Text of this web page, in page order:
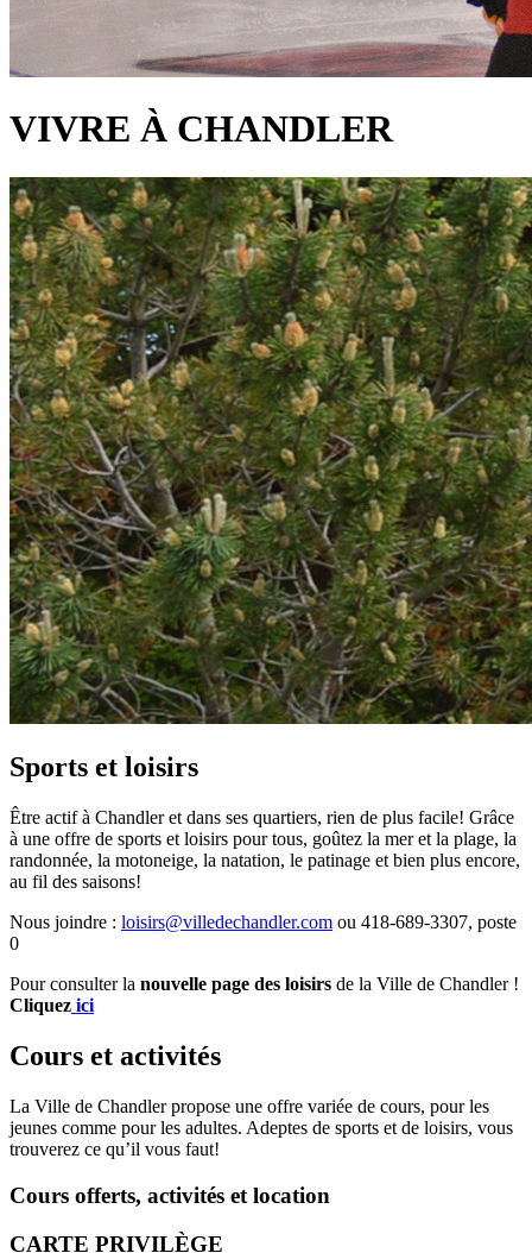
VIVRE À CHANDLER
Sports et loisirs
Être actif à Chandler et dans ses quartiers, rien de plus facile! Grâce
à une offre de sports et loisirs pour tous, goûtez la mer et la plage, la
randonnée, la motoneige, la natation, le patinage et bien plus encore,
au fil des saisons!
Nous joindre : loisirs@villedechandler.com ou 418-689-3307, poste
0
Pour consulter la nouvelle page des loisirs de la Ville de Chandler !
Cliquez ici
Cours et activités
La Ville de Chandler propose une offre variée de cours, pour les
jeunes comme pour les adultes. Adeptes de sports et de loisirs, vous
trouverez ce qu’il vous faut!
Cours offerts, activités et location
CARTE PRIVILÈGE